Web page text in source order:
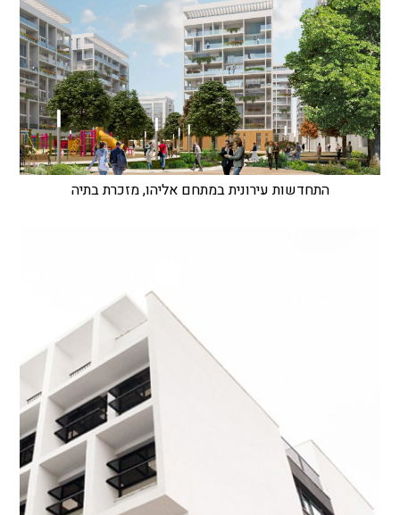
התחדשות עירונית במתחם אליהו, מזכרת בתיה